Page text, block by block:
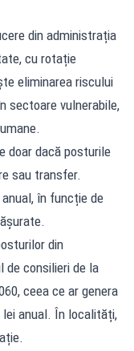
din administrația
cu rotație
eliminarea riscului
sectoare vulnerabile,
doar dacă posturile
sau transfer.
în funcție de
din
de consilieri de la
ceea ce ar genera
lei anual. În localități,